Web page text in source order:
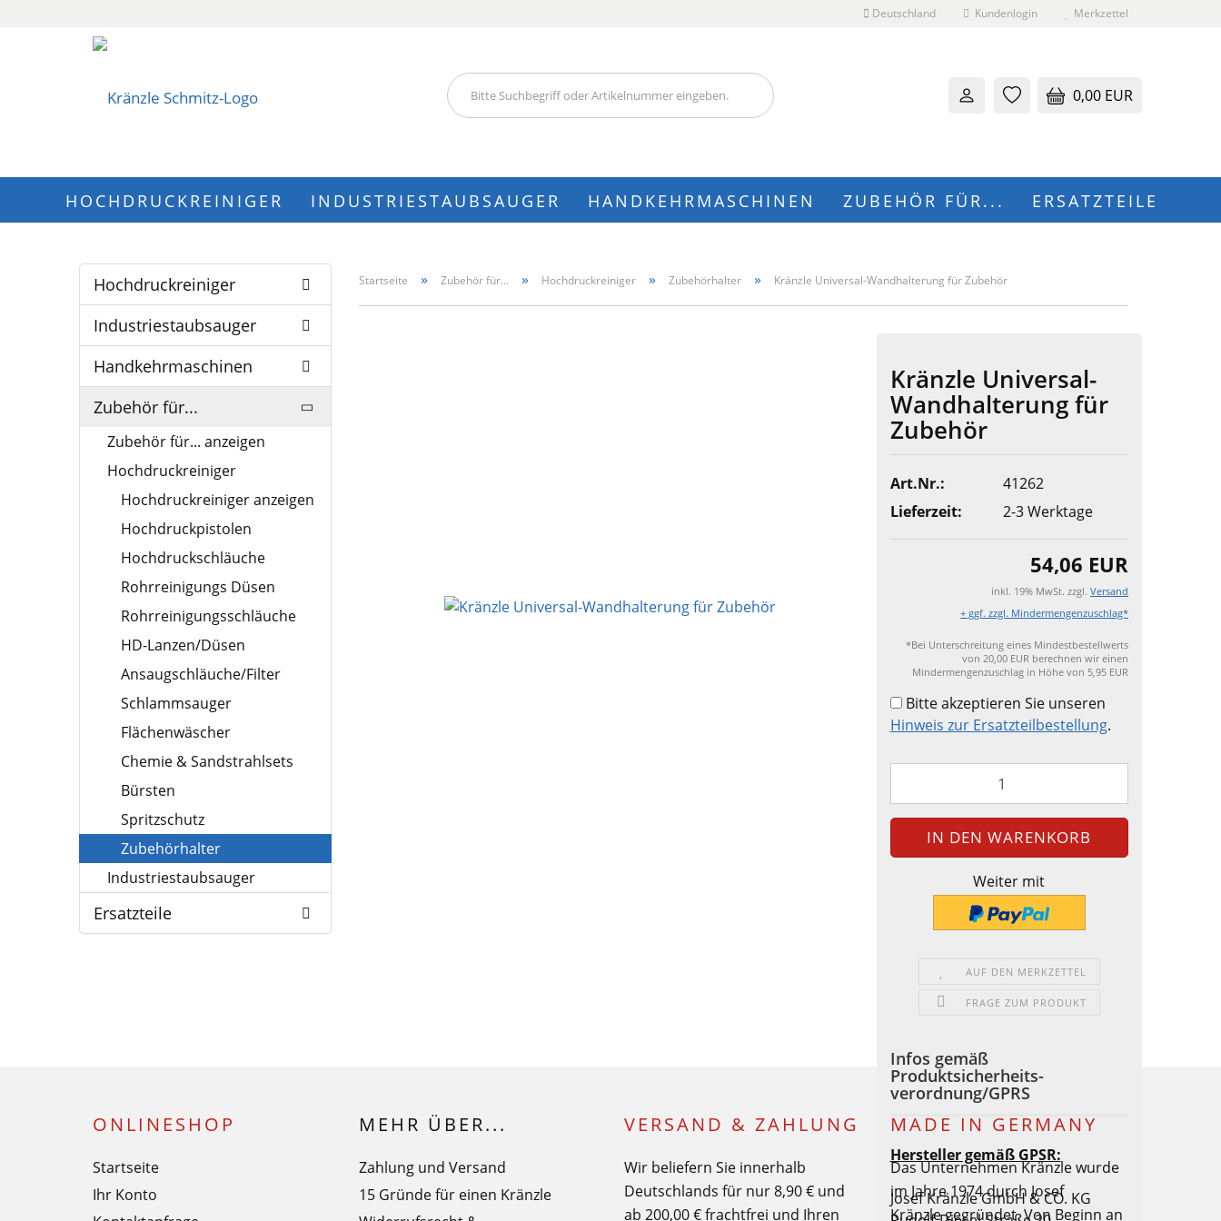
Deutschland Kundenlogin
Passwort vergessen?
Merkzettel
0,00 EUR
HOCHDRUCKREINIGER INDUSTRIESTAUBSAUGER HANDKEHRMASCHINEN ZUBEHÖR FÜR... ERSATZTEILE
Startseite » Zubehör für... » Hochdruckreiniger » Zubehörhalter » Kränzle Universal-Wandhalterung für Zubehör
Kränzle Universal-
Wandhalterung für
Zubehör
Art.Nr.:
41262
Lieferzeit:
2-3 Werktage
54,06 EUR
inkl. 19% MwSt. zzgl. Versand
+ ggf. zzgl. Mindermengenzuschlag*
*Bei Unterschreitung eines Mindestbestellwerts
von 20,00 EUR berechnen wir einen
Mindermengenzuschlag in Höhe von 5,95 EUR
Bitte akzeptieren Sie unseren
Hinweis zur Ersatzteilbestellung.
Weiter mit
AUF DEN MERKZETTEL
FRAGE ZUM PRODUKT
Infos gemäß
Produktsicherheits-
verordnung/GPRS
Hersteller gemäß GPSR:
Josef Kränzle GmbH & CO. KG
Hochdruckreiniger
Industriestaubsauger
Handkehrmaschinen
Zubehör für...
Zubehör für... anzeigen
Hochdruckreiniger
Hochdruckreiniger anzeigen
Hochdruckpistolen
Hochdruckschläuche
Rohrreinigungs Düsen
Rohrreinigungsschläuche
HD-Lanzen/Düsen
Ansaugschläuche/Filter
Schlammsauger
Flächenwäscher
Chemie & Sandstrahlsets
Bürsten
Spritzschutz
Zubehörhalter
Industriestaubsauger
Ersatzteile
ONLINESHOP
Startseite
Ihr Konto
MEHR ÜBER...
Zahlung und Versand
15 Gründe für einen Kränzle
VERSAND & ZAHLUNG
Wir beliefern Sie innerhalb
Deutschlands für nur 8,90 € und
ab 200,00 € frachtfrei und Ihren
MADE IN GERMANY
Das Unternehmen Kränzle wurde
im Jahre 1974 durch Josef
Kränzle gegründet. Von Beginn an